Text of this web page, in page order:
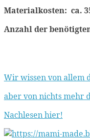
Materialkosten: ca.
Anzahl der
Wir wissen von allem
aber von nichts mehr
Nachlesen hier!